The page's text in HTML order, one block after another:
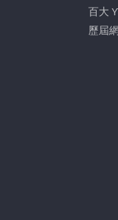
百大
歷屆